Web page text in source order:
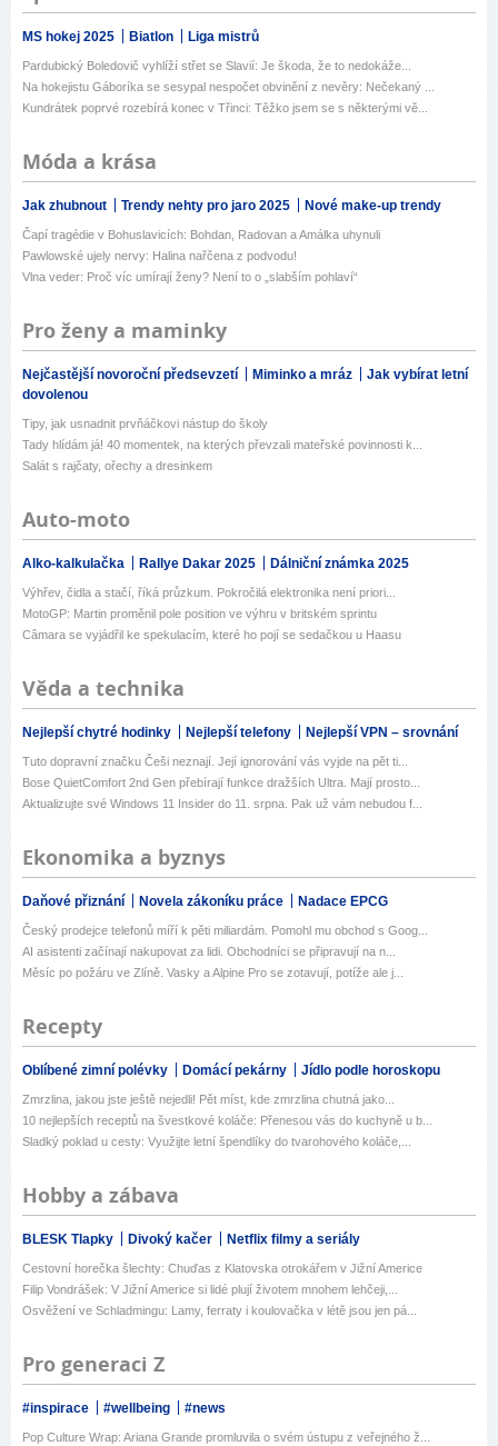
MS hokej 2025 Biatlon Liga mistrů
Pardubický Boledovič vyhlíží střet se Slavií: Je škoda, že to nedokáže...
Na hokejistu Gáboríka se sesypal nespočet obvinění z nevěry: Nečekaný ...
Kundrátek poprvé rozebírá konec v Třinci: Těžko jsem se s některými vě...
Móda a krása
Jak zhubnout Trendy nehty pro jaro 2025 Nové make-up trendy
Čapí tragédie v Bohuslavicích: Bohdan, Radovan a Amálka uhynuli
Pawlowské ujely nervy: Halina nařčena z podvodu!
Vlna veder: Proč víc umírají ženy? Není to o „slabším pohlaví“
Pro ženy a maminky
Nejčastější novoroční předsevzetí Miminko a mráz
Jak vybírat letní
dovolenou
Tipy, jak usnadnit prvňáčkovi nástup do školy
Tady hlídám já! 40 momentek, na kterých převzali mateřské povinnosti k...
Salát s rajčaty, ořechy a dresinkem
Auto-moto
Alko-kalkulačka Rallye Dakar 2025 Dálniční známka 2025
Výhřev, čidla a stačí, říká průzkum. Pokročilá elektronika není priori...
MotoGP: Martin proměnil pole position ve výhru v britském sprintu
Câmara se vyjádřil ke spekulacím, které ho pojí se sedačkou u Haasu
Věda a technika
Nejlepší chytré hodinky Nejlepší telefony Nejlepší VPN – srovnání
Tuto dopravní značku Češi neznají. Její ignorování vás vyjde na pět ti...
Bose QuietComfort 2nd Gen přebírají funkce dražších Ultra. Mají prosto...
Aktualizujte své Windows 11 Insider do 11. srpna. Pak už vám nebudou f...
Ekonomika a byznys
Daňové přiznání Novela zákoníku práce Nadace EPCG
Český prodejce telefonů míří k pěti miliardám. Pomohl mu obchod s Goog...
AI asistenti začínají nakupovat za lidi. Obchodníci se připravují na n...
Měsíc po požáru ve Zlíně. Vasky a Alpine Pro se zotavují, potíže ale j...
Recepty
Oblíbené zimní polévky Domácí pekárny Jídlo podle horoskopu
Zmrzlina, jakou jste ještě nejedli! Pět míst, kde zmrzlina chutná jako...
10 nejlepších receptů na švestkové koláče: Přenesou vás do kuchyně u b...
Sladký poklad u cesty: Využijte letní špendlíky do tvarohového koláče,...
Hobby a zábava
BLESK Tlapky Divoký kačer Netflix filmy a seriály
Cestovní horečka šlechty: Chuďas z Klatovska otrokářem v Jižní Americe
Filip Vondrášek: V Jižní Americe si lidé plují životem mnohem lehčeji,...
Osvěžení ve Schladmingu: Lamy, ferraty i koulovačka v létě jsou jen pá...
Pro generaci Z
#inspirace #wellbeing #news
Pop Culture Wrap: Ariana Grande promluvila o svém ústupu z veřejného ž...